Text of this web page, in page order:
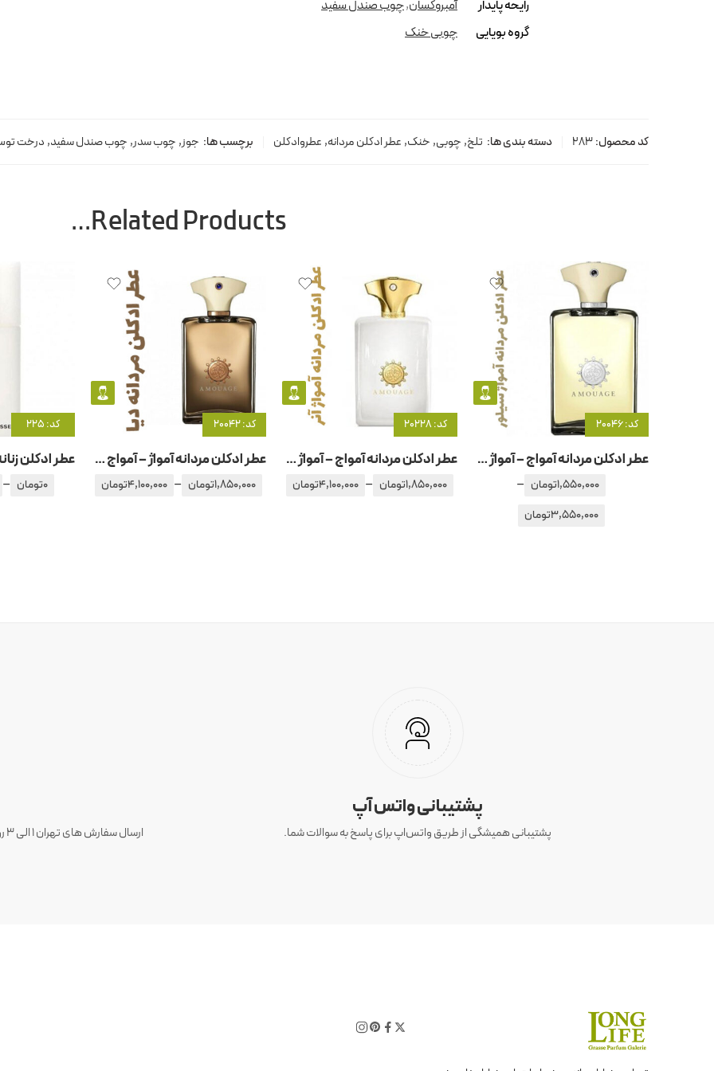
رایحه پایدار
آمبروکسان,چوب صندل سفید
گروه بویایی
چوبی خنک
کد محصول:283 دسته بندی ها: تلخ, چوبی, خنک, عطر ادکلن مردانه, عطروادکلن برچسب ها: جوز, چوب سدر, چوب صندل سفید, درخت
Related Products…
کد: 20046
عطر ادکلن مردانه آمواج – آمواژ سیلور
1,550,000تومان –
3,550,000تومان
کد: 20228
عطر ادکلن مردانه آمواج – آمواژ -آنر – هانر
1,850,000تومان –
4,100,000تومان
کد: 20042
عطر ادکلن مردانه آمواژ – آمواج دیا
1,850,000تومان –
4,100,000تومان
کد: 225
0تومان –
پشتیبانی واتس آپ
پشتیبانی همیشگی از طریق واتس‌اپ برای پاسخ به سوالات شما.